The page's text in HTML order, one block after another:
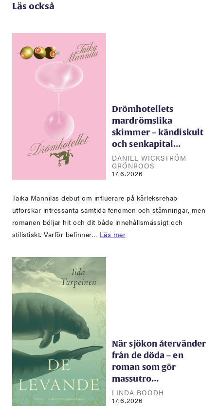
Läs också
Drömhotellets
mardrömslika
skimmer – kändiskult
och senkapital…
DANIEL WICKSTRÖM
GRÖNROOS
17.6.2026
Taika Mannilas debut om influerare på kärleksrehab
utforskar intressanta samtida fenomen och stämningar, men
romanen böljar hit och dit både innehållsmässigt och
stilistiskt. Varför befinner… Läs mer
När sjökon återvänder
från de döda – en
roman som gör
massutro…
LINDA BOODH
17.6.2026